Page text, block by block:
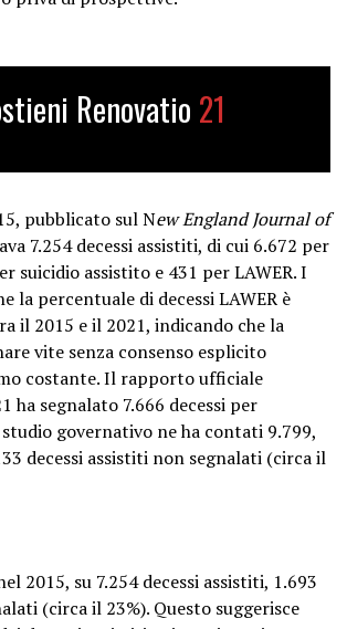
Renovatio 21
pubblicato sul New England Journal of
7.254 decessi assistiti, di cui 6.672 per
suicidio assistito e 431 per LAWER. I
la percentuale di decessi LAWER è
il 2015 e il 2021, indicando che la
vite senza consenso esplicito
costante. Il rapporto ufficiale
ha segnalato 7.666 decessi per
governativo ne ha contati 9.799,
decessi assistiti non segnalati (circa il
2015, su 7.254 decessi assistiti, 1.693
(circa il 23%). Questo suggerisce